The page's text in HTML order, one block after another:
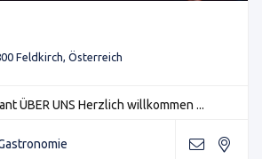
Feldkirch, Österreich
ÜBER UNS Herzlich willkommen ...